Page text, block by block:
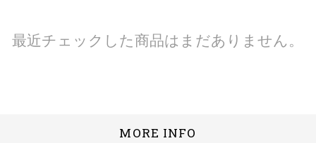
最近チェックした商品はまだありません。
MORE INFO